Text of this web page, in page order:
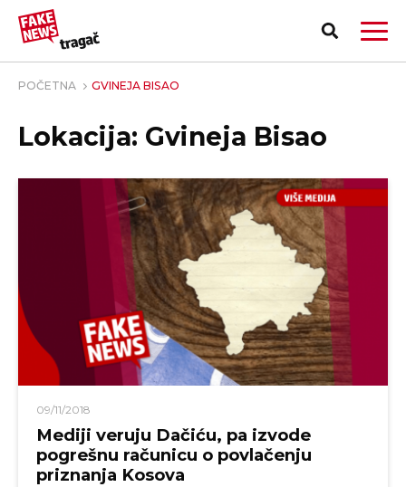
PRIJAVI LAŽNU VEST!
POČETNA GVINEJA BISAO
Lokacija: Gvineja Bisao
09/11/2018
Mediji veruju Dačiću, pa izvode
pogrešnu računicu o povlačenju
priznanja Kosova